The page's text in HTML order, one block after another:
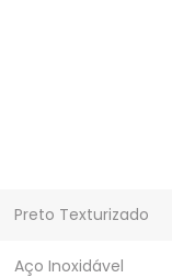
Preto Texturizado
Aço Inoxidável